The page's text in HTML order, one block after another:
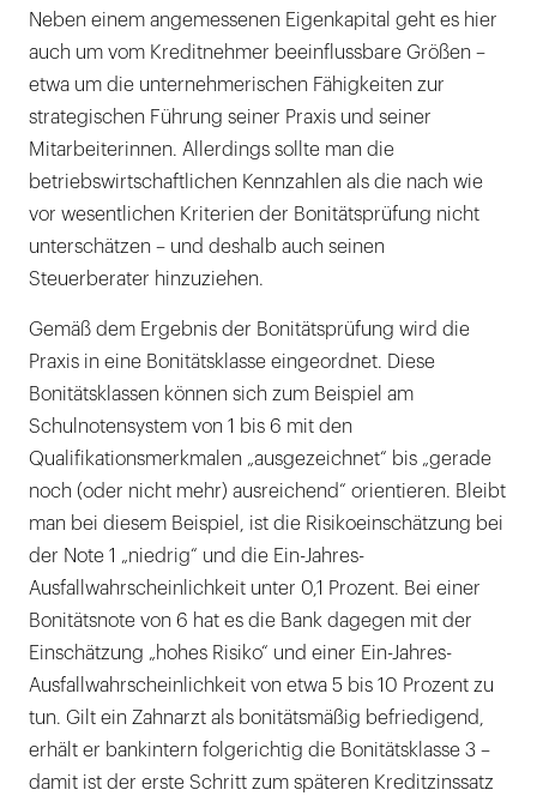
Neben einem angemessenen Eigenkapital geht es hier
auch um vom Kreditnehmer beeinflussbare Größen –
etwa um die unternehmerischen Fähigkeiten zur
strategischen Führung seiner Praxis und seiner
Mitarbeiterinnen. Allerdings sollte man die
betriebswirtschaftlichen Kennzahlen als die nach wie
vor wesentlichen Kriterien der Bonitätsprüfung nicht
unterschätzen – und deshalb auch seinen
Steuerberater hinzuziehen.
Gemäß dem Ergebnis der Bonitätsprüfung wird die
Praxis in eine Bonitätsklasse eingeordnet. Diese
Bonitätsklassen können sich zum Beispiel am
Schulnotensystem von 1 bis 6 mit den
Qualifikationsmerkmalen „ausgezeichnet“ bis „gerade
noch (oder nicht mehr) ausreichend“ orientieren. Bleibt
man bei diesem Beispiel, ist die Risikoeinschätzung bei
der Note 1 „niedrig“ und die Ein-Jahres-
Ausfallwahrscheinlichkeit unter 0,1 Prozent. Bei einer
Bonitätsnote von 6 hat es die Bank dagegen mit der
Einschätzung „hohes Risiko“ und einer Ein-Jahres-
Ausfallwahrscheinlichkeit von etwa 5 bis 10 Prozent zu
tun. Gilt ein Zahnarzt als bonitätsmäßig befriedigend,
erhält er bankintern folgerichtig die Bonitätsklasse 3 –
damit ist der erste Schritt zum späteren Kreditzinssatz